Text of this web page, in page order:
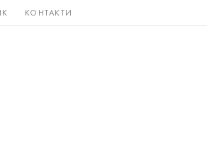
КОНТАКТИ
і Бронза, мідь,